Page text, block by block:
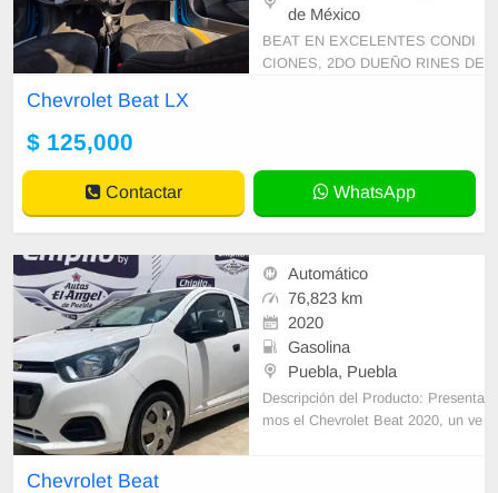
de México
BEAT EN EXCELENTES CONDI
CIONES, 2DO DUEÑO RINES DE
Chevrolet Beat LX
$ 125,000
Contactar WhatsApp
Automático
76,823 km
2020
Gasolina
Puebla, Puebla
Descripción del Producto: Presenta
mos el Chevrolet Beat 2020, un ve
Chevrolet Beat